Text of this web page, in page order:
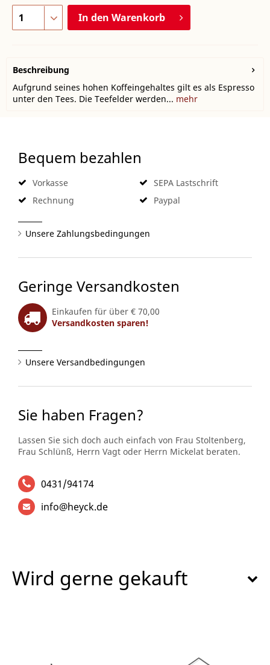
In den Warenkorb
Beschreibung
Aufgrund seines hohen Koffeingehaltes gilt es als Espresso
unter den Tees. Die Teefelder werden... mehr
Bequem bezahlen
Vorkasse
Rechnung
SEPA Lastschrift
Paypal
Unsere Zahlungsbedingungen
Geringe Versandkosten
Einkaufen für über € 70,00
Versandkosten sparen!
Unsere Versandbedingungen
Sie haben Fragen?
Lassen Sie sich doch auch einfach von Frau Stoltenberg,
Frau Schlünß, Herrn Vagt oder Herrn Mickelat beraten.
0431/94174
info@heyck.de
Wird gerne gekauft